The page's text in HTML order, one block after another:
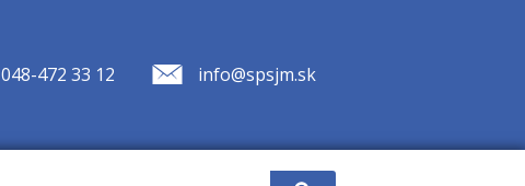
048-472 33 12 info@spsjm.sk